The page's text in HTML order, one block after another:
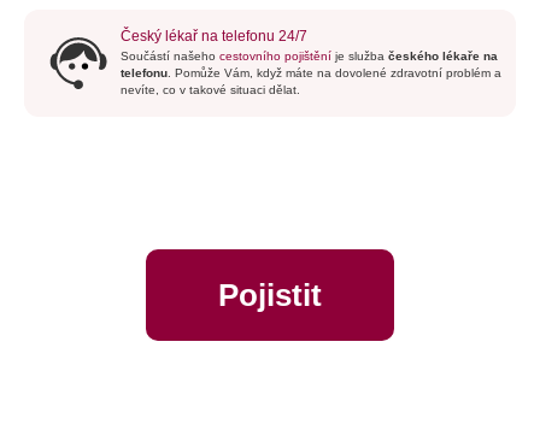
Český lékař na telefonu 24/7
Součástí našeho cestovního pojištěníje služba českého lékaře na
telefonu. Pomůže Vám, když máte na dovolené zdravotní problém a
nevíte, co v takové situaci dělat.
Pojistit